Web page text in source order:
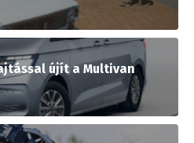
újít a Multivan